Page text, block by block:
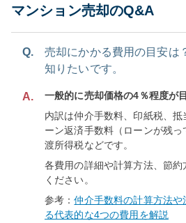
マンション売却のQ&A
Q.
売却にかかる費用の目安は
知りたいです。
A.
一般的に売却価格の4％程度が
内訳は仲介手数料、印紙税、抵
ーン返済手数料（ローンが残
渡所得税などです。
各費用の詳細や計算方法、節
ください。
参考：仲介手数料の計算方法
る代表的な4つの費用を解説